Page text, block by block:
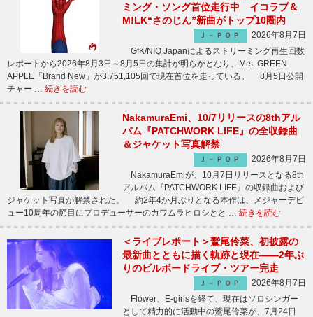
ミング・ソング首位走行中 イコラブ＆
M!LK“さのじん”新曲がトップ10圏内
Ｊ－ＰＯＰ
2026年8月7日
GfK/NIQ Japanによるストリーミング再生回数
レポートから2026年8月3日～8月5日の集計が明らかとなり、Mrs. GREEN
APPLE「Brand New」が3,751,105回で現在首位を走っている。 8月5日公開
チャー … 続きを読む
NakamuraEmi、10/7リリースの8thアル
バム『PATCHWORK LIFE』の全収録曲
＆ジャケット写真解禁
Ｊ－ＰＯＰ
2026年8月7日
NakamuraEmiが、10月7日リリースとなる8th
アルバム『PATCHWORK LIFE』の収録曲および
ジャケット写真が解禁された。 約2年4か月ぶりとなる本作は、メジャーデビ
ュー10周年の節目にプロデューサーのカワムラヒロシとと … 続きを読む
＜ライブレポート＞鷲尾伶菜、初披露の
最新曲とともに描く軌跡と現在――2年ぶ
りのビルボードライブ・ツアー完走
Ｊ－ＰＯＰ
2026年8月7日
Flower、E-girlsを経て、現在はソロシンガー
として精力的に活動中の鷲尾伶菜が、7月24日